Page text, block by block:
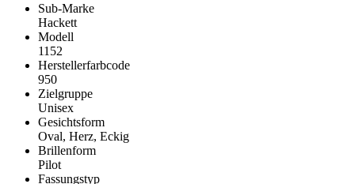
Sub-Marke
Hackett
Modell
1152
Herstellerfarbcode
950
Zielgruppe
Unisex
Gesichtsform
Oval, Herz, Eckig
Brillenform
Pilot
Fassungstyp